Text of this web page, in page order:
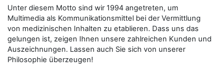
Unter diesem Motto sind wir 1994 angetreten, um
Multimedia als Kommunikationsmittel bei der Vermittlung
von medizinischen Inhalten zu etablieren. Dass uns das
gelungen ist, zeigen Ihnen unsere zahlreichen Kunden und
Auszeichnungen. Lassen auch Sie sich von unserer
Philosophie überzeugen!